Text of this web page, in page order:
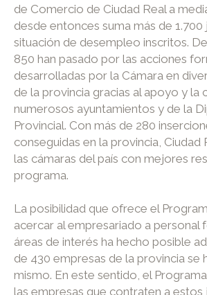
de Comercio de Ciudad Real a
desde entonces suma más de 1.700
situación de desempleo inscritos.
850 han pasado por las acciones
desarrolladas por la Cámara en
de la provincia gracias al apoyo y la
numerosos ayuntamientos y de la
Provincial. Con más de 280
conseguidas en la provincia, Ciudad
las cámaras del país con mejores
programa.
La posibilidad que ofrece el
acercar al empresariado a personal
áreas de interés ha hecho posible
de 430 empresas de la provincia se
mismo. En este sentido, el
las empresas que contraten a estos